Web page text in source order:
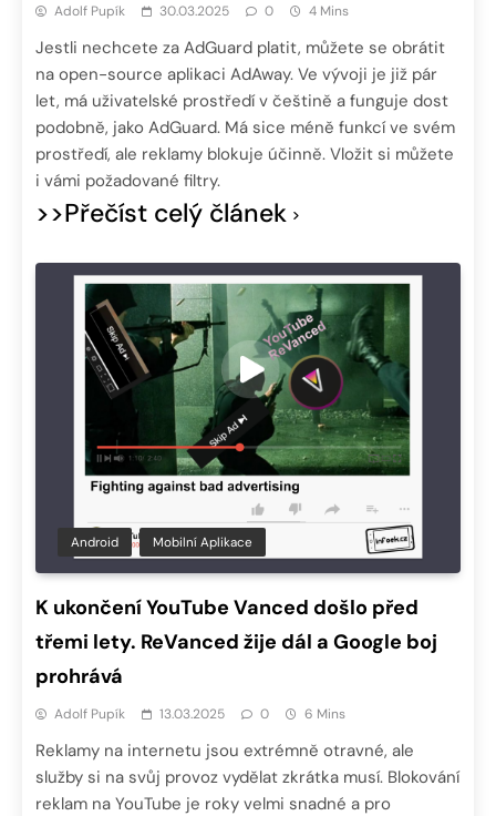
Adolf Pupík 30.03.2025 0 4 Mins
Jestli nechcete za AdGuard platit, můžete se obrátit
na open-source aplikaci AdAway. Ve vývoji je již pár
let, má uživatelské prostředí v češtině a funguje dost
podobně, jako AdGuard. Má sice méně funkcí ve svém
prostředí, ale reklamy blokuje účinně. Vložit si můžete
i vámi požadované filtry.
>>Přečíst celý článek
Android Mobilní Aplikace
K ukončení YouTube Vanced došlo před
třemi lety. ReVanced žije dál a Google boj
prohrává
Adolf Pupík 13.03.2025 0 6 Mins
Reklamy na internetu jsou extrémně otravné, ale
služby si na svůj provoz vydělat zkrátka musí. Blokování
reklam na YouTube je roky velmi snadné a pro